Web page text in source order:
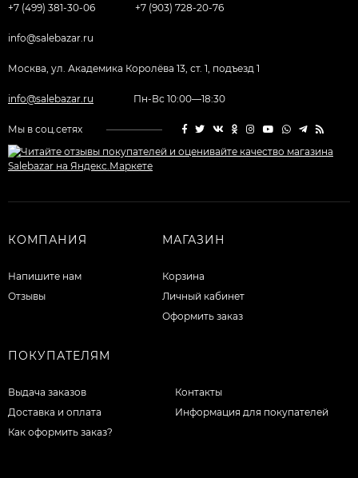
+7 (499) 381-30-06 +7 (903) 728-20-76
info@salebazar.ru
Москва, ул. Академика Королёва 13, ст. 1, подъезд 1
info@salebazar.ru Пн-Вс 10:00—18:30
Мы в соц.сетях
КОМПАНИЯ
Напишите нам
Отзывы
МАГАЗИН
Корзина
Личный кабинет
Оформить заказ
ПОКУПАТЕЛЯМ
Выдача заказов
Доставка и оплата
Как оформить заказ?
Контакты
Информация для покупателей